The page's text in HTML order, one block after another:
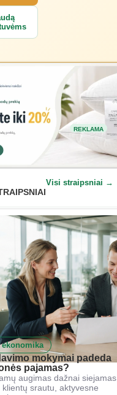
REKLAMA
Visi straipsniai →
mokymai padeda
pajamas?
augimas dažnai siejamas
srautu, aktyvesne